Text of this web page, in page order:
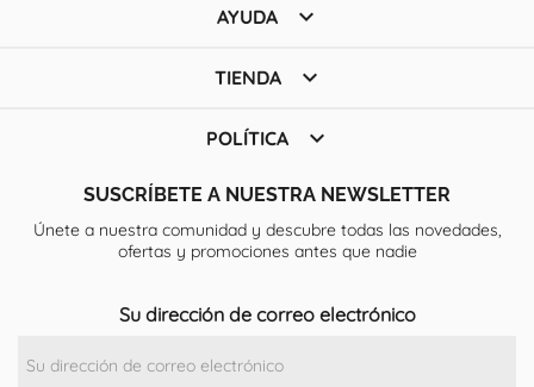
AYUDA 
TIENDA 
POLÍTICA 
SUSCRÍBETE A NUESTRA NEWSLETTER
Únete a nuestra comunidad y descubre todas las novedades,
ofertas y promociones antes que nadie
Su dirección de correo electrónico